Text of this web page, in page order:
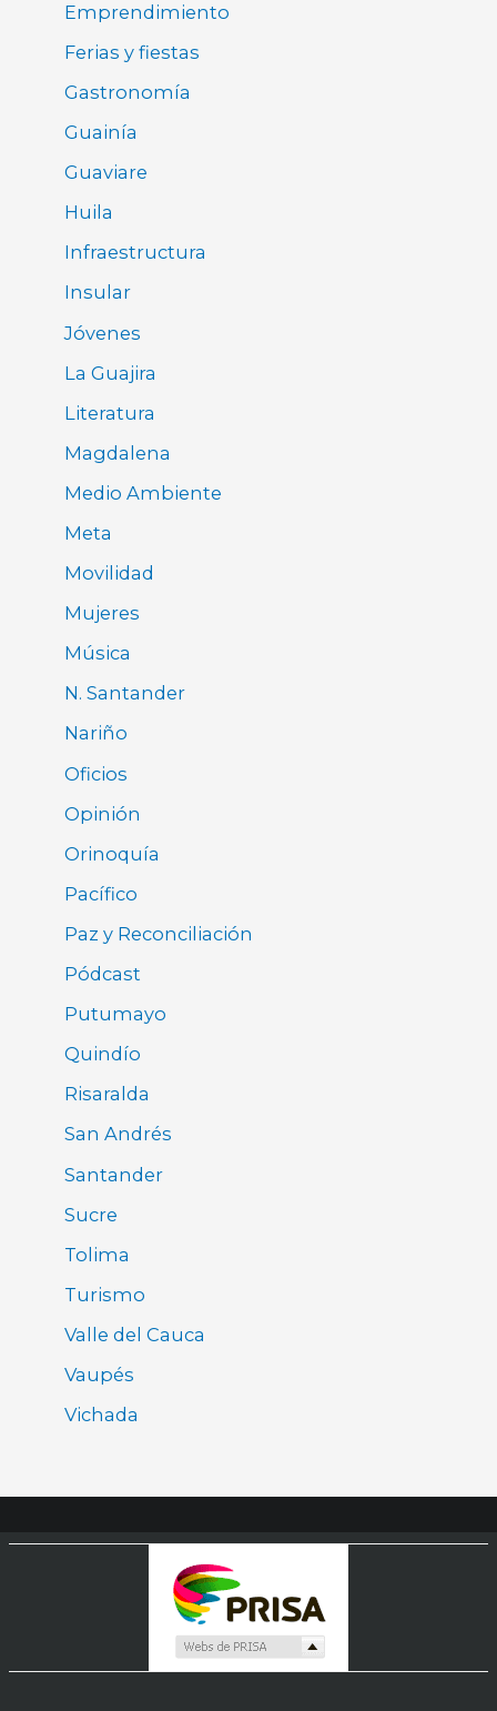
Emprendimiento
Ferias y fiestas
Gastronomía
Guainía
Guaviare
Huila
Infraestructura
Insular
Jóvenes
La Guajira
Literatura
Magdalena
Medio Ambiente
Meta
Movilidad
Mujeres
Música
N. Santander
Nariño
Oficios
Opinión
Orinoquía
Pacífico
Paz y Reconciliación
Pódcast
Putumayo
Quindío
Risaralda
San Andrés
Santander
Sucre
Tolima
Turismo
Valle del Cauca
Vaupés
Vichada